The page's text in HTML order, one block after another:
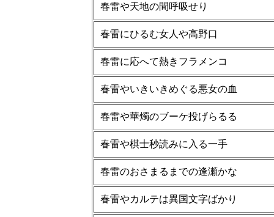
春雷や天地の間呼吸せり
春雷にひるむ女人や高野口
春雷に応へて熱きフラメンコ
春雷やいきいきめぐる悪女の血
春雷や華燭のブーケ投げらるる
春雷や棋士秒読みに入る一手
春雷のおさまるまでの逢瀬かな
春雷やカルテは異国文字ばかり